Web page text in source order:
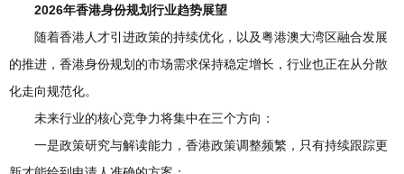
2026年香港身份规划行业趋势展望
随着香港人才引进政策的持续优化，以及粤港澳大湾区融合发展
的推进，香港身份规划的市场需求保持稳定增长，行业也正在从分散
化走向规范化。
未来行业的核心竞争力将集中在三个方向：
一是政策研究与解读能力，香港政策调整频繁，只有持续跟踪更